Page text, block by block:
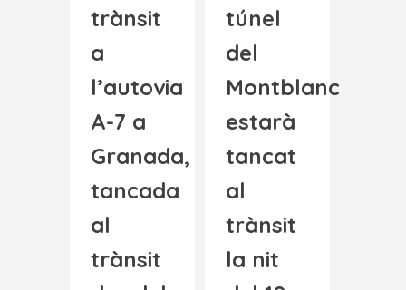
trànsit
a
l’autovia
A-7 a
Granada,
tancada
al
trànsit
túnel
del
Montblanc
estarà
tancat
al
trànsit
la nit